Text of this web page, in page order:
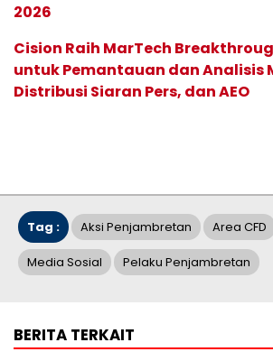
2026
Cision Raih MarTech
untuk Pemantauan dan Analisis
Distribusi Siaran Pers, dan AEO
Tag : Aksi Penjambretan Area CFD
Media Sosial Pelaku Penjambretan
BERITA TERKAIT